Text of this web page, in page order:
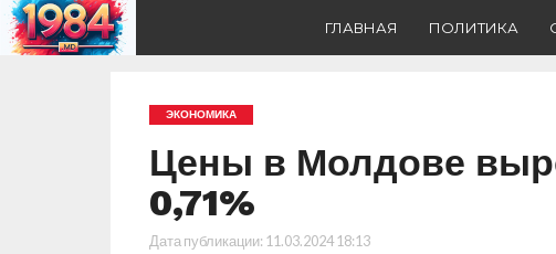
ГЛАВНАЯ ПОЛИТИКА
ЭКОНОМИКА
Цены в Молдове
0,71%
Дата публикации: 11.03.2024 18:13